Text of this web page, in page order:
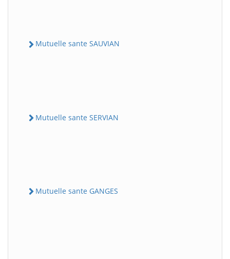
Mutuelle sante SAUVIAN
Mutuelle sante SERVIAN
Mutuelle sante GANGES